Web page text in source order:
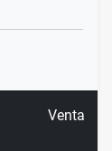
Venta